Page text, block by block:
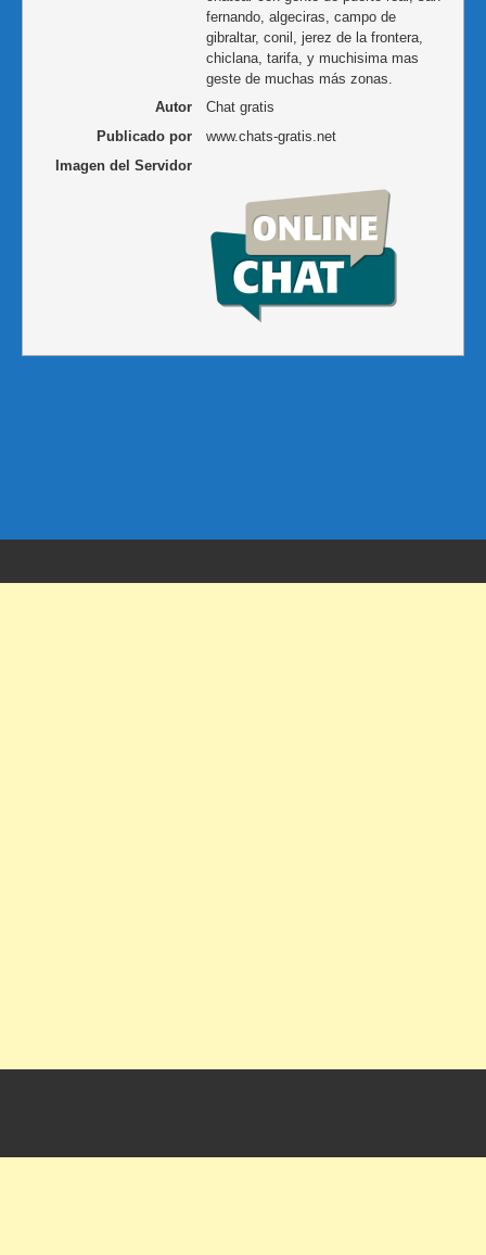
fernando, algeciras, campo de
gibraltar, conil, jerez de la frontera,
chiclana, tarifa, y muchisima mas
geste de muchas más zonas.
Autor
Chat gratis
Publicado por
www.chats-gratis.net
Imagen del Servidor